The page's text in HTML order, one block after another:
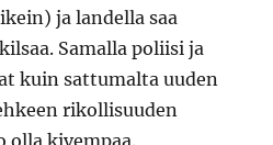
ja landella saa
Samalla poliisi ja
kuin sattumalta uuden
rikollisuuden
olla kivempaa.